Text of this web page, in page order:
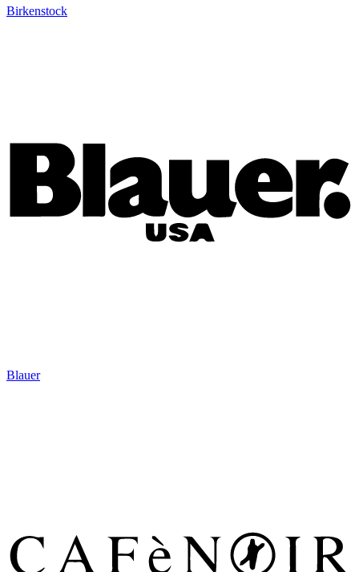
Birkenstock
Blauer